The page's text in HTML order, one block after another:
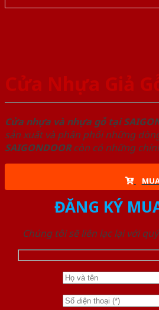
Cửa Nhựa Giả
Cửa nhựa và nhựa gỗ tại
sản xuất và phân phối những
SAIGONDOORcòn có những
ĐĂNG KÝ
Chúng tôi sẽ liên lạc lại với